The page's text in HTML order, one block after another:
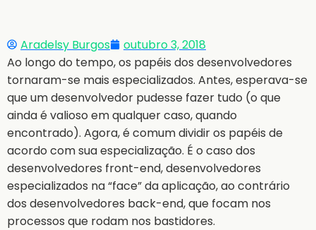
Aradelsy Burgos
outubro 3, 2018
Ao longo do tempo, os papéis dos desenvolvedores
tornaram-se mais especializados. Antes, esperava-se
que um desenvolvedor pudesse fazer tudo (o que
ainda é valioso em qualquer caso, quando
encontrado). Agora, é comum dividir os papéis de
acordo com sua especialização. É o caso dos
desenvolvedores front-end, desenvolvedores
especializados na “face” da aplicação, ao contrário
dos desenvolvedores back-end, que focam nos
processos que rodam nos bastidores.